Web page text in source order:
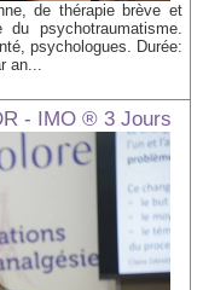
de thérapie brève et
psychotraumatisme.
psychologues. Durée:
an...
- IMO ® 3 Jours